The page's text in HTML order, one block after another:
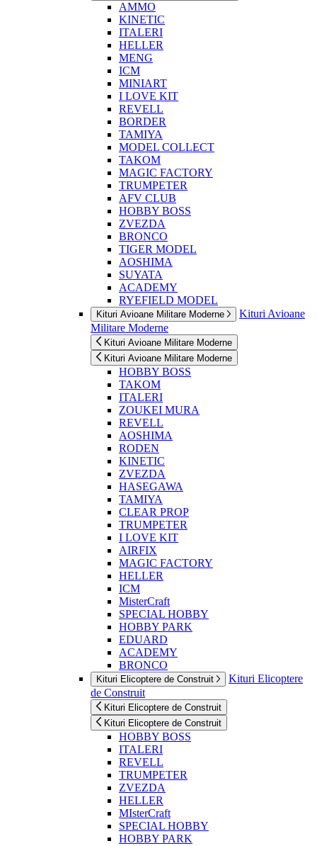
AMMO
KINETIC
ITALERI
HELLER
MENG
ICM
MINIART
I LOVE KIT
REVELL
BORDER
TAMIYA
MODEL COLLECT
TAKOM
MAGIC FACTORY
TRUMPETER
AFV CLUB
HOBBY BOSS
ZVEZDA
BRONCO
TIGER MODEL
AOSHIMA
SUYATA
ACADEMY
RYEFIELD MODEL
Kituri Avioane Militare Moderne
Kituri Avioane
Militare Moderne
Kituri Avioane Militare Moderne
Kituri Avioane Militare Moderne
HOBBY BOSS
TAKOM
ITALERI
ZOUKEI MURA
REVELL
AOSHIMA
RODEN
KINETIC
ZVEZDA
HASEGAWA
TAMIYA
CLEAR PROP
TRUMPETER
I LOVE KIT
AIRFIX
MAGIC FACTORY
HELLER
ICM
MisterCraft
SPECIAL HOBBY
HOBBY PARK
EDUARD
ACADEMY
BRONCO
Kituri Elicoptere de Construit
Kituri Elicoptere
de Construit
Kituri Elicoptere de Construit
Kituri Elicoptere de Construit
HOBBY BOSS
ITALERI
REVELL
TRUMPETER
ZVEZDA
HELLER
MIsterCraft
SPECIAL HOBBY
HOBBY PARK